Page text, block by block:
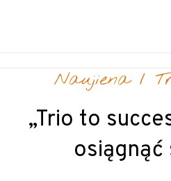
Naujiena/
„Trio to
osiągnąć